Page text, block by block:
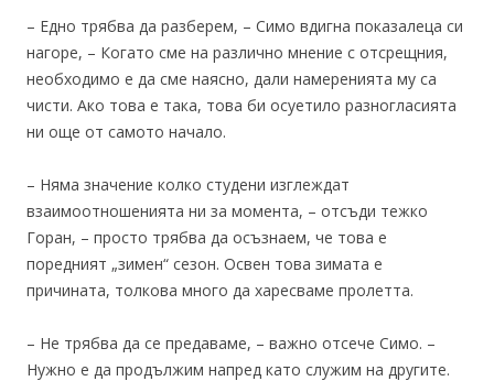
– Едно трябва да разберем, – Симо вдигна показалеца си
нагоре, – Когато сме на различно мнение с отсрещния,
необходимо е да сме наясно, дали намеренията му са
чисти. Ако това е така, това би осуетило разногласията
ни още от самото начало.
– Няма значение колко студени изглеждат
взаимоотношенията ни за момента, – отсъди тежко
Горан, – просто трябва да осъзнаем, че това е
поредният „зимен“ сезон. Освен това зимата е
причината, толкова много да харесваме пролетта.
– Не трябва да се предаваме, – важно отсече Симо. –
Нужно е да продължим напред като служим на другите.